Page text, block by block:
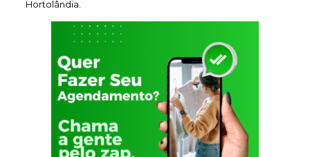
Hortolândia.